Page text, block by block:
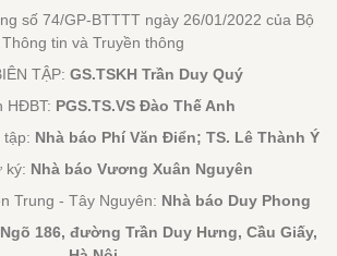
số 74/GP-BTTTT ngày 26/01/2022 của Bộ
Thông tin và Truyền thông
TẬP: GS.TSKH Trần Duy Quý
HĐBT: PGS.TS.VS Đào Thế Anh
tập: Nhà báo Phí Văn Điển; TS. Lê Thành Ý
ký: Nhà báo Vương Xuân Nguyên
Trung - Tây Nguyên: Nhà báo Duy Phong
186, đường Trần Duy Hưng, Cầu Giấy,